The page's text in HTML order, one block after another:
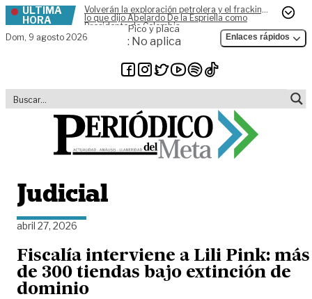
Skip to content
ÚLTIMA
HORA
Volverán la exploración petrolera y el fracking,
lo que dijo Abelardo De la Espriella como
Presidente de Colombia
Dom, 9 agosto 2026
Pico y placa
: No aplica Enlaces rápidos
Judicial
abril 27, 2026
Fiscalía interviene a Lili Pink: más
de 300 tiendas bajo extinción de
dominio